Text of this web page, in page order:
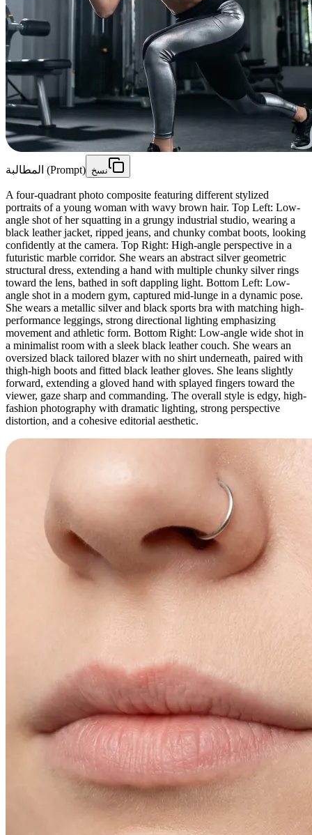
المطالبة (Prompt) نسخ
A four-quadrant photo composite featuring different stylized
portraits of a young woman with wavy brown hair. Top Left: Low-
angle shot of her squatting in a grungy industrial studio, wearing a
black leather jacket, ripped jeans, and chunky combat boots, looking
confidently at the camera. Top Right: High-angle perspective in a
futuristic marble corridor. She wears an abstract silver geometric
structural dress, extending a hand with multiple chunky silver rings
toward the lens, bathed in soft dappling light. Bottom Left: Low-
angle shot in a modern gym, captured mid-lunge in a dynamic pose.
She wears a metallic silver and black sports bra with matching high-
performance leggings, strong directional lighting emphasizing
movement and athletic form. Bottom Right: Low-angle wide shot in
a minimalist room with a sleek black leather couch. She wears an
oversized black tailored blazer with no shirt underneath, paired with
thigh-high boots and fitted black leather gloves. She leans slightly
forward, extending a gloved hand with splayed fingers toward the
viewer, gaze sharp and commanding. The overall style is edgy, high-
fashion photography with dramatic lighting, strong perspective
distortion, and a cohesive editorial aesthetic.